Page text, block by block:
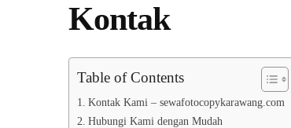
Kontak
Table of Contents
Kontak Kami – sewafotocopykarawang.com
Hubungi Kami dengan Mudah